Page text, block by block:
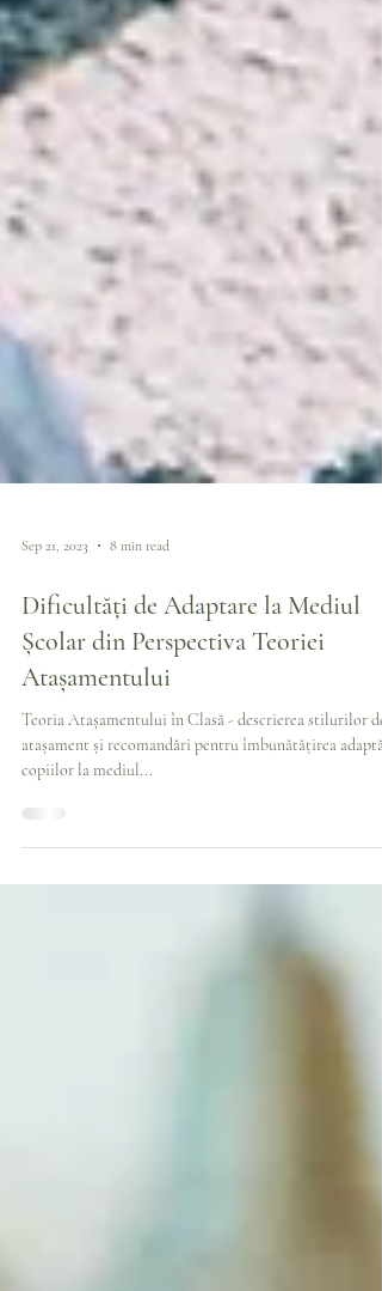
Sep 21, 2023 8 min read
Dificultăți de Adaptare la Mediul
Școlar din Perspectiva Teoriei
Atașamentului
Teoria Atașamentului în Clasă - descrierea stilurilor de